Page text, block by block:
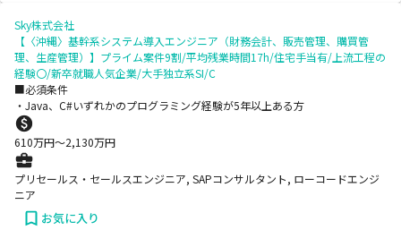
Sky株式会社
【〈沖縄〉基幹系システム導入エンジニア（財務会計、販売管理、購買管
理、生産管理）】プライム案件9割/平均残業時間17h/住宅手当有/上流工程の
経験〇/新卒就職人気企業/大手独立系SI/C
■必須条件
・Java、C#いずれかのプログラミング経験が5年以上ある方
610万円〜2,130万円
プリセールス・セールスエンジニア, SAPコンサルタント, ローコードエンジ
ニア
お気に入り